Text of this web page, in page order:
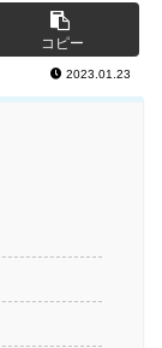
コピー
2023.01.23